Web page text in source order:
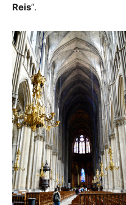
Reis“.